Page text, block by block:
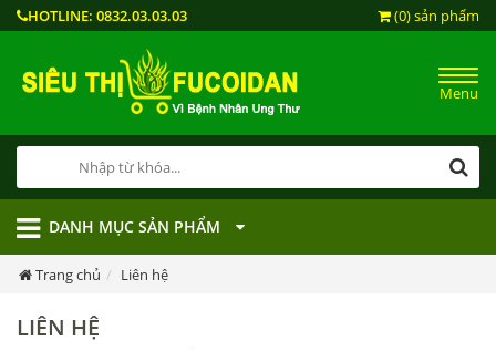
HOTLINE: 0832.03.03.03 (0) sản phẩm
Menu
DANH MỤC SẢN PHẨM
Trang chủ Liên hệ
LIÊN HỆ